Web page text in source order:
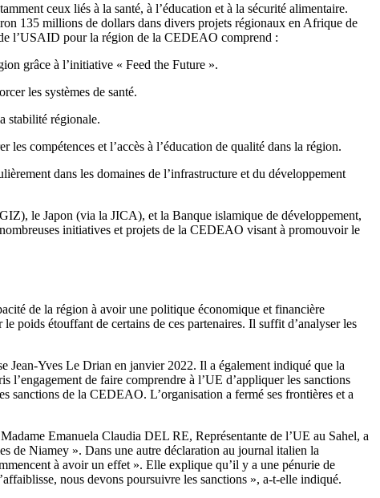
ceux liés à la santé, à l’éducation et à la sécurité alimentaire.
135 millions de dollars dans divers projets régionaux en Afrique de
l’USAID pour la région de la CEDEAO comprend :
grâce à l’initiative « Feed the Future ».
les systèmes de santé.
stabilité régionale.
compétences et l’accès à l’éducation de qualité dans la région.
dans les domaines de l’infrastructure et du développement
le Japon (via la JICA), et la Banque islamique de développement,
initiatives et projets de la CEDEAO visant à promouvoir le
de la région à avoir une politique économique et financière
poids étouffant de certains de ces partenaires. Il suffit d’analyser les
Jean-Yves Le Drian en janvier 2022. Il a également indiqué que la
l’engagement de faire comprendre à l’UE d’appliquer les sanctions
sanctions de la CEDEAO. L’organisation a fermé ses frontières et a
Emanuela Claudia DEL RE, Représentante de l’UE au Sahel, a
de Niamey ». Dans une autre déclaration au journal italien la
à avoir un effet ». Elle explique qu’il y a une pénurie de
nous devons poursuivre les sanctions », a-t-elle indiqué.